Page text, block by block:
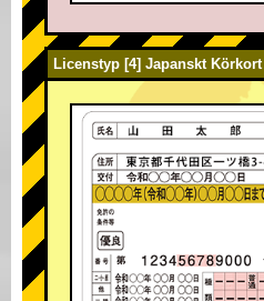
Licenstyp [4] Japanskt Körkort